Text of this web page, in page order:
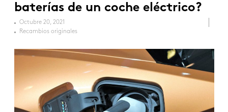
baterías de un coche eléctrico?
Octubre 20, 2021
Recambios originales